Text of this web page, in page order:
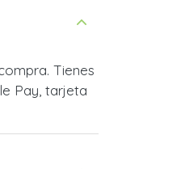
Tienes
Pay, tarjeta